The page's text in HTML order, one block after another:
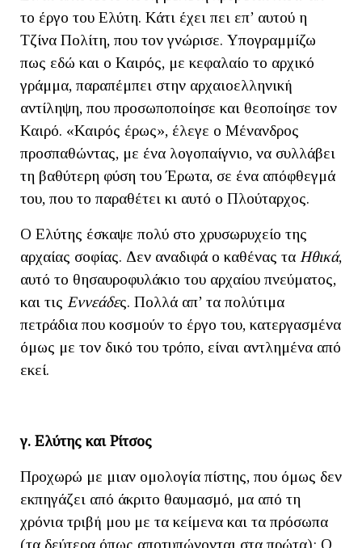
το έργο του Ελύτη. Κάτι έχει πει επ’ αυτού η
Τζίνα Πολίτη, που τον γνώρισε. Υπογραμμίζω
πως εδώ και ο Καιρός, με κεφαλαίο το αρχικό
γράμμα, παραπέμπει στην αρχαιοελληνική
αντίληψη, που προσωποποίησε και θεοποίησε τον
Καιρό. «Καιρός έρως», έλεγε ο Μένανδρος
προσπαθώντας, με ένα λογοπαίγνιο, να συλλάβει
τη βαθύτερη φύση του Έρωτα, σε ένα απόφθεγμά
του, που το παραθέτει κι αυτό ο Πλούταρχος.
Ο Ελύτης έσκαψε πολύ στο χρυσωρυχείο της
αρχαίας σοφίας. Δεν αναδιφά ο καθένας τα Ηθικά,
αυτό το θησαυροφυλάκιο του αρχαίου πνεύματος,
και τις Εννεάδες. Πολλά απ’ τα πολύτιμα
πετράδια που κοσμούν το έργο του, κατεργασμένα
όμως με τον δικό του τρόπο, είναι αντλημένα από
εκεί.
γ. Ελύτης και Ρίτσος
Προχωρώ με μιαν ομολογία πίστης, που όμως δεν
εκπηγάζει από άκριτο θαυμασμό, μα από τη
χρόνια τριβή μου με τα κείμενα και τα πρόσωπα